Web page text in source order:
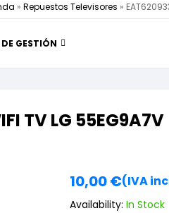
» Repuestos Televisores »
GESTIÓN
TV LG 55EG9A7V
10,00€(IVA
Availability: In Stock